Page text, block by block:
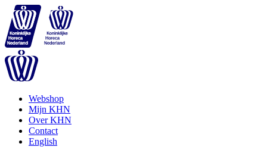
Webshop
Mijn KHN
Over KHN
Contact
English